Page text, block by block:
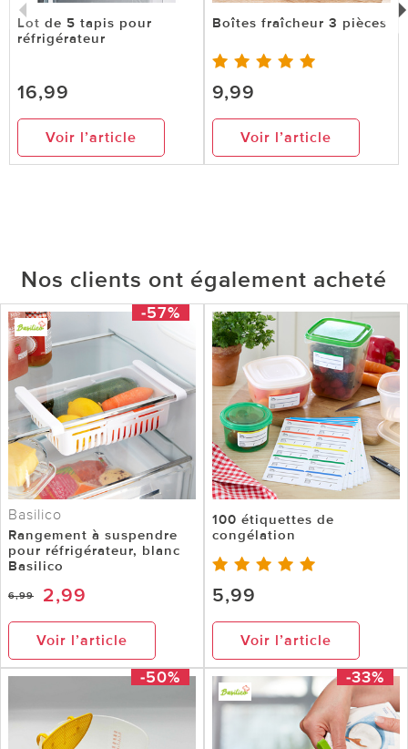
Lot de 5 tapis pour
réfrigérateur
16,99
Voir l’article
Boîtes fraîcheur 3 pièces
9,99
Voir l’article
Nos clients ont également acheté
-57%
Basilico
Rangement à suspendre
pour réfrigérateur, blanc
Basilico
6,99 2,99
Voir l’article
100 étiquettes de
congélation
5,99
Voir l’article
-50% -33%